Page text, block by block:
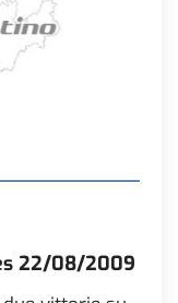
22/08/2009